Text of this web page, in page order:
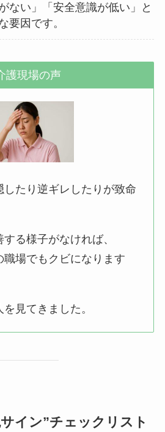
ない」「安全意識が低い」と
要因です。
護現場の声
したり逆ギレしたりが致命
る様子がなければ、
職場でもクビになります
見てきました。
イン”チェックリスト